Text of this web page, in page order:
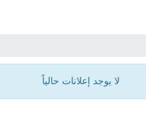
لا يوجد إعلانات حالياً